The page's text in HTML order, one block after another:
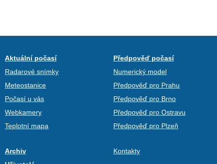
Aktuální počasí
Radarové snímky
Meteostanice
Počasí u vás
Webkamery
Teplotní mapa
Předpověď počasí
Numerický model
Předpověď pro Prahu
Předpověď pro Brno
Předpověď pro Ostravu
Předpověď pro Plzeň
Archiv
Kontakty